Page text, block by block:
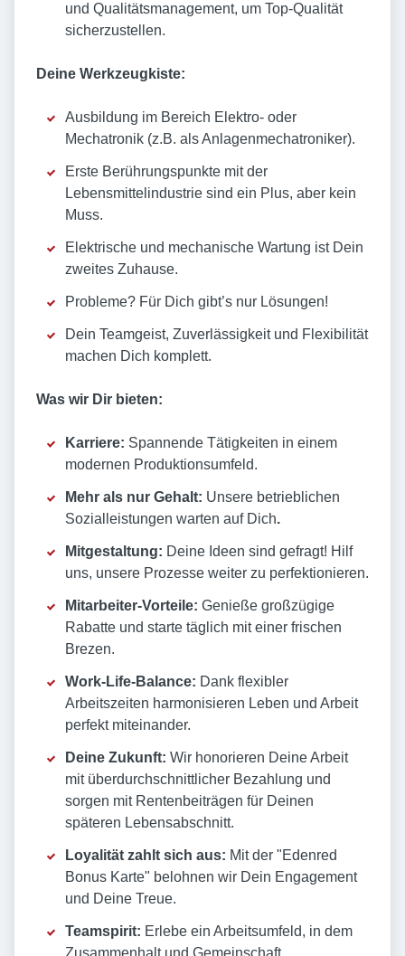
und Qualitätsmanagement, um Top-Qualität
sicherzustellen.
Deine Werkzeugkiste:
Ausbildung im Bereich Elektro- oder
Mechatronik (z.B. als Anlagenmechatroniker).
Erste Berührungspunkte mit der
Lebensmittelindustrie sind ein Plus, aber kein
Muss.
Elektrische und mechanische Wartung ist Dein
zweites Zuhause.
Probleme? Für Dich gibt’s nur Lösungen!
Dein Teamgeist, Zuverlässigkeit und Flexibilität
machen Dich komplett.
Was wir Dir bieten:
Karriere: Spannende Tätigkeiten in einem
modernen Produktionsumfeld.
Mehr als nur Gehalt: Unsere betrieblichen
Sozialleistungen warten auf Dich.
Mitgestaltung: Deine Ideen sind gefragt! Hilf
uns, unsere Prozesse weiter zu perfektionieren.
Mitarbeiter-Vorteile: Genieße großzügige
Rabatte und starte täglich mit einer frischen
Brezen.
Work-Life-Balance: Dank flexibler
Arbeitszeiten harmonisieren Leben und Arbeit
perfekt miteinander.
Deine Zukunft: Wir honorieren Deine Arbeit
mit überdurchschnittlicher Bezahlung und
sorgen mit Rentenbeiträgen für Deinen
späteren Lebensabschnitt.
Loyalität zahlt sich aus: Mit der "Edenred
Bonus Karte" belohnen wir Dein Engagement
und Deine Treue.
Teamspirit: Erlebe ein Arbeitsumfeld, in dem